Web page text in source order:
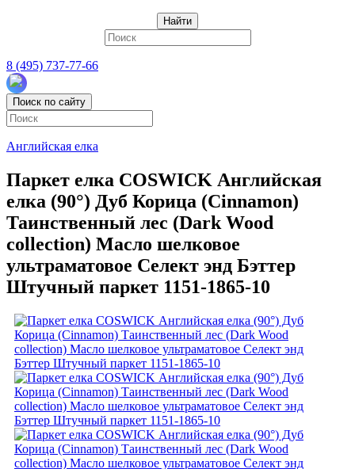
Найти
8 (495) 737-77-66
Поиск по сайту
Английская елка
Паркет елка COSWICK Английская
елка (90°) Дуб Корица (Cinnamon)
Таинственный лес (Dark Wood
collection) Масло шелковое
ультраматовое Селект энд Бэттер
Штучный паркет 1151-1865-10